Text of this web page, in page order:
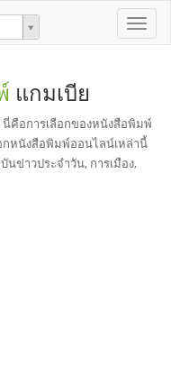
Toggle
แกมเบีย
คือการเลือกของหนังสือพิมพ์
หนังสือพิมพ์ออนไลน์เหล่านี้
ข่าวประจำวัน, การเมือง,